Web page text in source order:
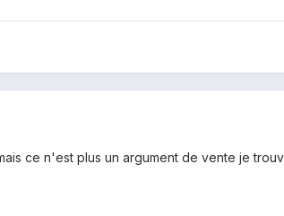
ce n'est plus un argument de vente je